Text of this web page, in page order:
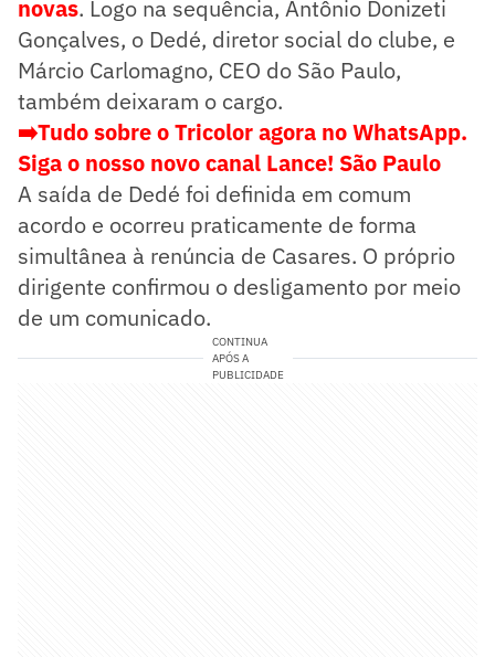
novas. Logo na sequência, Antônio Donizeti
Gonçalves, o Dedé, diretor social do clube, e
Márcio Carlomagno, CEO do São Paulo,
também deixaram o cargo.
➡️Tudo sobre o Tricolor agora no WhatsApp.
Siga o nosso novo canal Lance! São Paulo
A saída de Dedé foi definida em comum
acordo e ocorreu praticamente de forma
simultânea à renúncia de Casares. O próprio
dirigente confirmou o desligamento por meio
de um comunicado.
CONTINUA
APÓS A
PUBLICIDADE